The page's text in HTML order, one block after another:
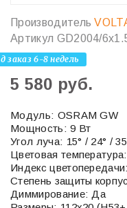
Производитель
Артикул GD2004/
заказ 6-8 недель
5 580 руб.
Модуль: OSRAM GW
Мощность: 9 Вт
Угол луча: 15° / 24° /
Цветовая
Индекс
Степень защиты
Диммирование: Да